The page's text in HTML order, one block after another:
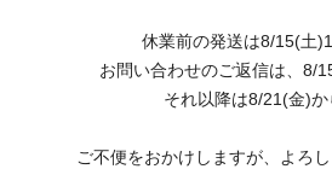
休業前の発送は8/15(土
お問い合わせのご返信は、8/
それ以降は8/21(金)か
ご不便をおかけしますが、よろし